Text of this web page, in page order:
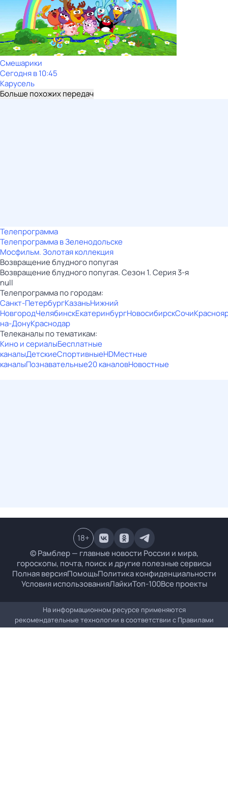
Смешарики
Сегодня в 10:45
Карусель
Больше похожих передач
Телепрограмма
Телепрограмма в Зеленодольске
Мосфильм. Золотая коллекция
Возвращение блудного попугая
Возвращение блудного попугая. Сезон 1. Серия 3-я
null
Телепрограмма по городам:
Санкт-ПетербургКазаньНижний
НовгородЧелябинскЕкатеринбургНовосибирскСочи
на-ДонуКраснодар
Телеканалы по тематикам:
Кино и сериалыБесплатные
каналыДетскиеСпортивныеHDМестные
каналыПознавательные20 каналовНовостные
© Рамблер — главные новости России и мира,
гороскопы, почта, поиск и другие полезные сервисы
Полная версияПомощьПолитика конфиденциальности
Условия использованияЛайкиТоп-100Все проекты
18+
На информационном ресурсе применяются
рекомендательные технологии в соответствии с Правилами